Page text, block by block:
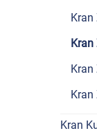
Kran
Kran
Kran
Kran
Kran